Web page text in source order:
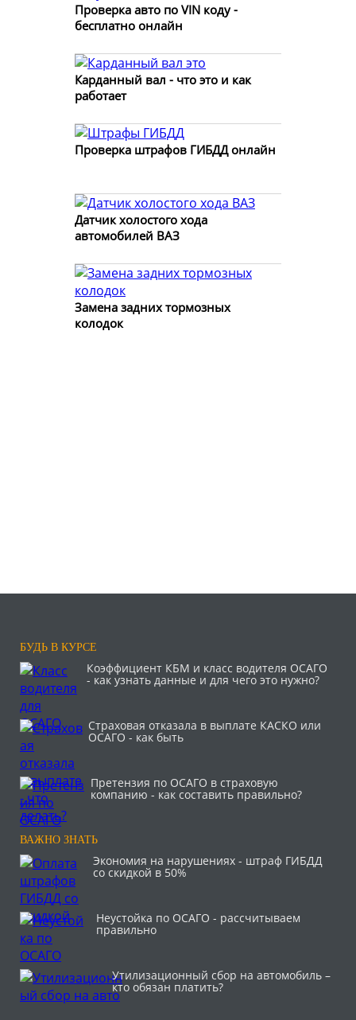
Проверка авто по VIN коду -
бесплатно онлайн
Карданный вал - что это и как
работает
Проверка штрафов ГИБДД онлайн
Датчик холостого хода
автомобилей ВАЗ
Замена задних тормозных
колодок
БУДЬ В КУРСЕ
Коэффициент КБМ и класс водителя ОСАГО
- как узнать данные и для чего это нужно?
Страховая отказала в выплате КАСКО или
ОСАГО - как быть
Претензия по ОСАГО в страховую
компанию - как составить правильно?
ВАЖНО ЗНАТЬ
Экономия на нарушениях - штраф ГИБДД
со скидкой в 50%
Неустойка по ОСАГО - рассчитываем
правильно
Утилизационный сбор на автомобиль –
кто обязан платить?